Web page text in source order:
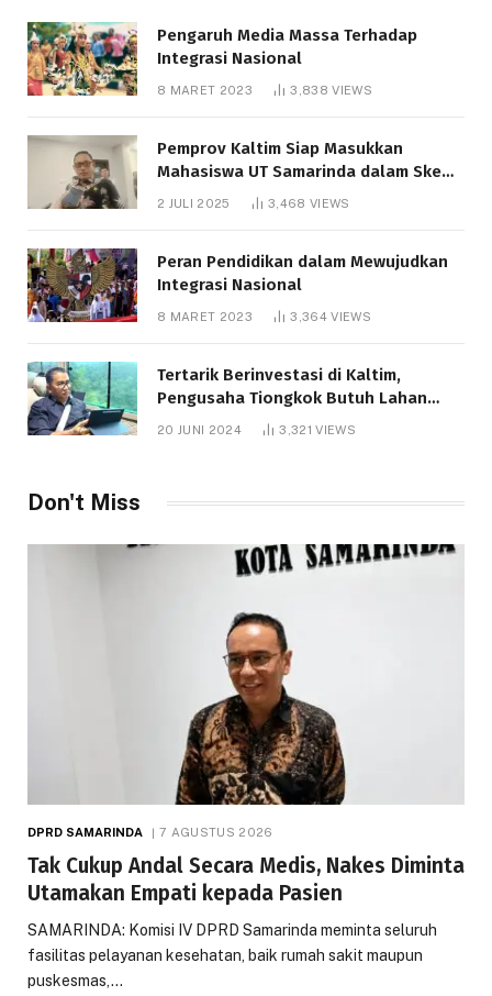
Pengaruh Media Massa Terhadap
Integrasi Nasional
8 MARET 2023 3,838VIEWS
Pemprov Kaltim Siap Masukkan
Mahasiswa UT Samarinda dalam Skema
Bantuan Pendidikan Gratispol
2 JULI 2025 3,468 VIEWS
Peran Pendidikan dalam Mewujudkan
Integrasi Nasional
8 MARET 2023 3,364VIEWS
Tertarik Berinvestasi di Kaltim,
Pengusaha Tiongkok Butuh Lahan
1.000 Hektare
20 JUNI 2024 3,321VIEWS
Don't Miss
DPRD SAMARINDA 7 AGUSTUS 2026
Tak Cukup Andal Secara Medis, Nakes Diminta
Utamakan Empati kepada Pasien
SAMARINDA: Komisi IV DPRD Samarinda meminta seluruh
fasilitas pelayanan kesehatan, baik rumah sakit maupun
puskesmas,…